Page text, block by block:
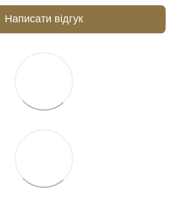
Написати відгук